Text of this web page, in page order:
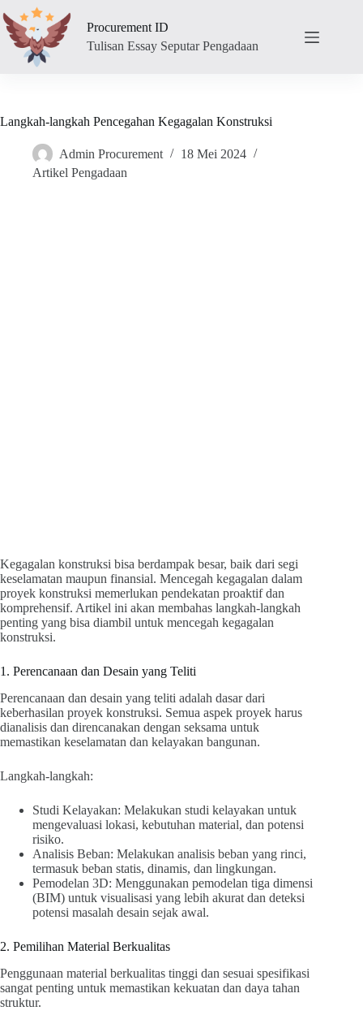
to
content
Procurement ID
Tulisan Essay Seputar Pengadaan
Langkah-langkah Pencegahan Kegagalan Konstruksi
Admin Procurement
18 Mei 2024
Artikel Pengadaan
Kegagalan konstruksi bisa berdampak besar, baik dari segi
keselamatan maupun finansial. Mencegah kegagalan dalam
proyek konstruksi memerlukan pendekatan proaktif dan
komprehensif. Artikel ini akan membahas langkah-langkah
penting yang bisa diambil untuk mencegah kegagalan
konstruksi.
1. Perencanaan dan Desain yang Teliti
Perencanaan dan desain yang teliti adalah dasar dari
keberhasilan proyek konstruksi. Semua aspek proyek harus
dianalisis dan direncanakan dengan seksama untuk
memastikan keselamatan dan kelayakan bangunan.
Langkah-langkah:
Studi Kelayakan: Melakukan studi kelayakan untuk
mengevaluasi lokasi, kebutuhan material, dan potensi
risiko.
Analisis Beban: Melakukan analisis beban yang rinci,
termasuk beban statis, dinamis, dan lingkungan.
Pemodelan 3D: Menggunakan pemodelan tiga dimensi
(BIM) untuk visualisasi yang lebih akurat dan deteksi
potensi masalah desain sejak awal.
2. Pemilihan Material Berkualitas
Penggunaan material berkualitas tinggi dan sesuai spesifikasi
sangat penting untuk memastikan kekuatan dan daya tahan
struktur.